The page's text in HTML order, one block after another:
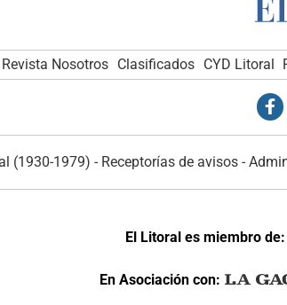
Revista Nosotros Clasificados CYD Litoral
(1930-1979) - Receptorías de avisos-
El Litoral es miembro de:
En Asociación con: